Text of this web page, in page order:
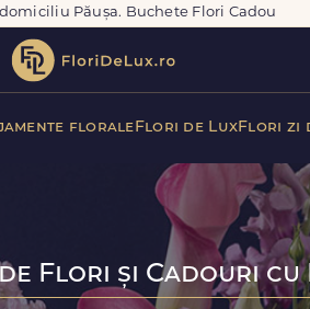
Păușa. Buchete Flori Cadou
floraleFlori de LuxFlori zi
Flori și Cadouri